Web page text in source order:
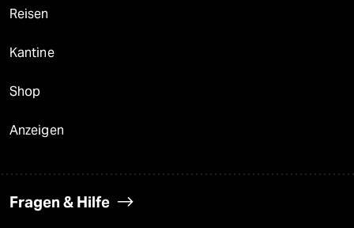
Reisen
Kantine
Shop
Anzeigen
Fragen & Hilfe